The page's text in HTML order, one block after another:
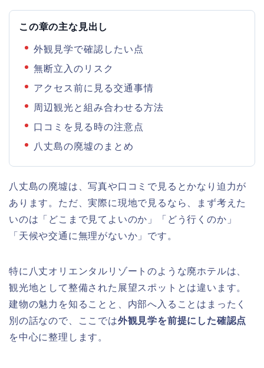
この章の主な見出し
外観見学で確認したい点
無断立入のリスク
アクセス前に見る交通事情
周辺観光と組み合わせる方法
口コミを見る時の注意点
八丈島の廃墟のまとめ
八丈島の廃墟は、写真や口コミで見るとかなり迫力が
あります。ただ、実際に現地で見るなら、まず考えた
いのは「どこまで見てよいのか」「どう行くのか」
「天候や交通に無理がないか」です。
特に八丈オリエンタルリゾートのような廃ホテルは、
観光地として整備された展望スポットとは違います。
建物の魅力を知ることと、内部へ入ることはまったく
別の話なので、ここでは外観見学を前提にした確認点
を中心に整理します。